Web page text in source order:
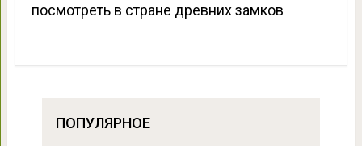
посмотреть в стране древних замков
ПОПУЛЯРНОЕ